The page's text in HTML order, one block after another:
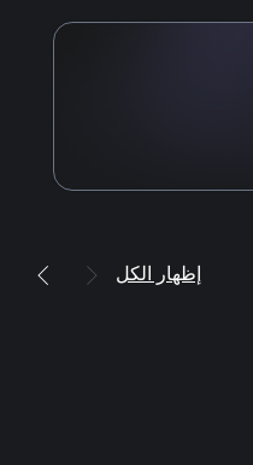
إظهار الكل